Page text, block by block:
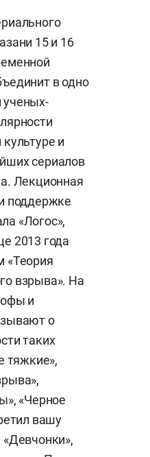
15 и 16
в одно
ученых-
и
сериалов
Лекционная
поддержке
«Логос»,
2013 года
«Теория
взрыва». На
и
о
таких
тяжкие»,
«Черное
вашу